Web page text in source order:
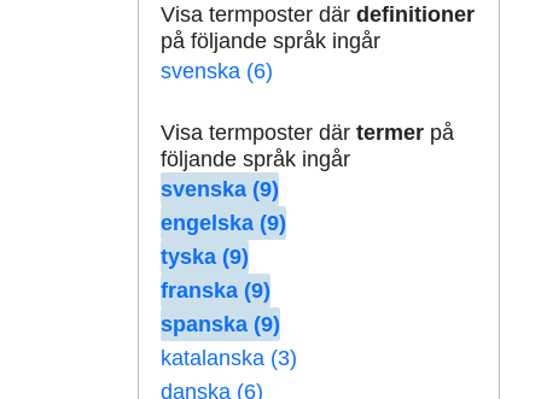
Visa termposter där definitioner
på följande språk ingår
svenska (6)
Visa termposter där termerpå
följande språk ingår
svenska (9)
engelska (9)
tyska (9)
franska (9)
spanska (9)
katalanska (3)
danska (6)